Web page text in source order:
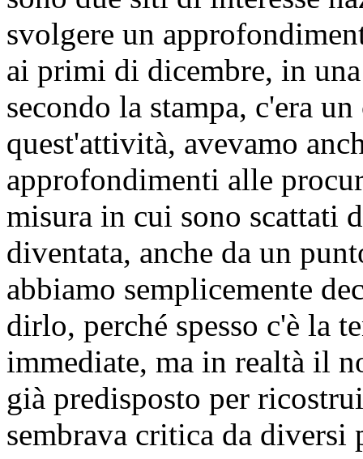
svolgere un
ai primi di dicembre, in
secondo la stampa, c'era
quest'attività, avevamo
approfondimenti alle
misura in cui sono scattati
diventata, anche da un
abbiamo semplicemente
dirlo, perché spesso c'è la
immediate, ma in realtà il
già predisposto per
sembrava critica da